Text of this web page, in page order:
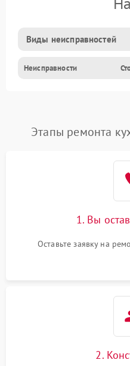
Виды неисправностей
Неисправности
Этапы ремонта
1. Вы
Оставьте заявку на
2.